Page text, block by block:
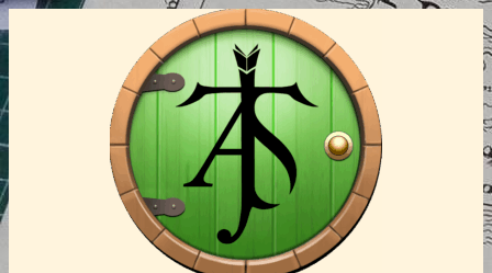
al
contenuto